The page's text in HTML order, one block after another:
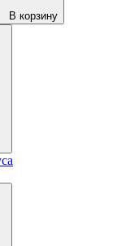
В корзину